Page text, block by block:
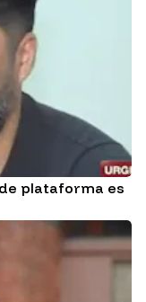
plataforma es